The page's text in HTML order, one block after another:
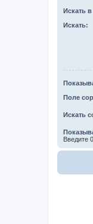
Искать
Искать:
Поле
Искать
Введите